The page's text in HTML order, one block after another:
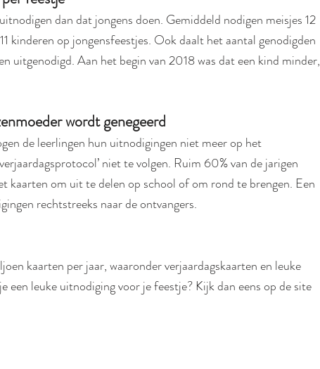
dan dat jongens doen. Gemiddeld nodigen meisjes 12
kinderen op jongensfeestjes. Ook daalt het aantal genodigden
uitgenodigd. Aan het begin van 2018 was dat een kind minder,
wordt genegeerd
de leerlingen hun uitnodigingen niet meer op het
niet te volgen. Ruim 60% van de jarigen
kaarten om uit te delen op school of om rond te brengen. Een
rechtstreeks naar de ontvangers.
kaarten per jaar, waaronder verjaardagskaarten en leuke
een leuke uitnodiging voor je feestje? Kijk dan eens op de site